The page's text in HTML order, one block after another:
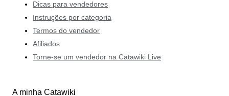
Dicas para vendedores
Instruções por categoria
Termos do vendedor
Afiliados
Torne-se um vendedor na Catawiki Live
A minha Catawiki